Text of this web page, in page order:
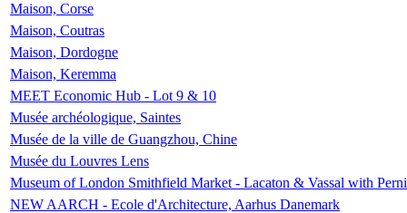
Maison, Corse
Maison, Coutras
Maison, Dordogne
Maison, Keremma
MEET Economic Hub - Lot 9 & 10
Musée archéologique, Saintes
Musée de la ville de Guangzhou, Chine
Musée du Louvres Lens
Museum of London Smithfield Market - Lacaton & Vassal with
NEW AARCH - Ecole d'Architecture, Aarhus Danemark